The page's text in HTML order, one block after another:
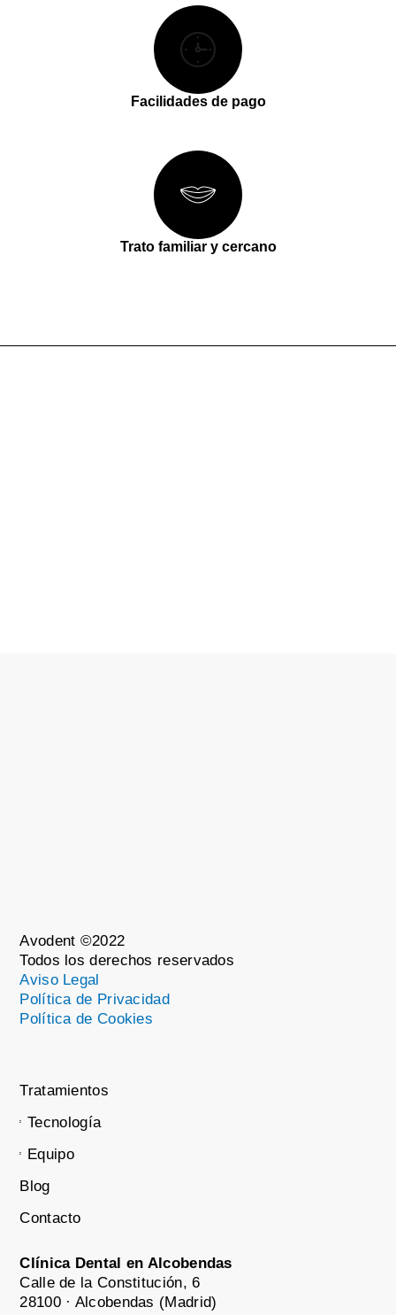
Facilidades de pago
Trato familiar y cercano
Avodent ©2022
Todos los derechos reservados
Aviso Legal
Política de Privacidad
Política de Cookies
Tratamientos
Tecnología
Equipo
Blog
Contacto
Clínica Dental en Alcobendas
Calle de la Constitución, 6
28100 · Alcobendas (Madrid)